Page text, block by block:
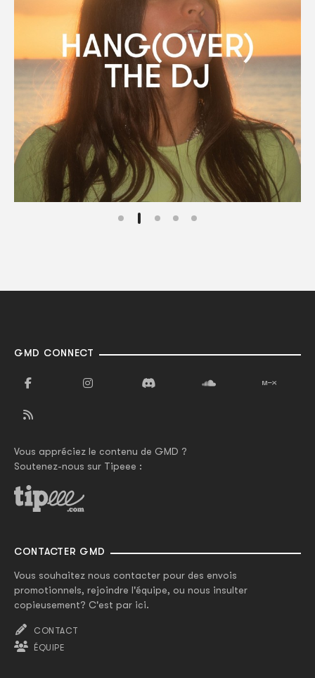
GMD CONNECT
Vous appréciez le contenu de GMD ?
Soutenez-nous sur Tipeee :
CONTACTER GMD
Vous souhaitez nous contacter pour des envois
promotionnels, rejoindre l'équipe, ou nous insulter
copieusement? C'est par ici.
CONTACT
ÉQUIPE